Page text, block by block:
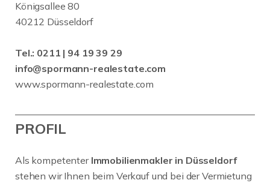
Königsallee 80
40212 Düsseldorf
Tel.: 0211 | 94 19 39 29
info@spormann-realestate.com
www.spormann-realestate.com
PROFIL
Als kompetenter Immobilienmakler in Düsseldorf
stehen wir Ihnen beim Verkauf und bei der Vermietung